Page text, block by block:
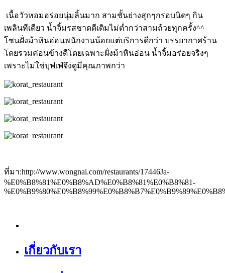
เนื้อวัวหอมอร่อยนุ่มลิ้นมาก สามชั้นย่างสุกๆกรอบนิดๆ กิน
เพลินทีเดียว น้ำจิ้มรสชาดดีเติมไม่ต่ำกว่าสามถ้วยทุกครั้ง^^
โซนฝั่งม้าหินอ่อนพนักงานน้อยแต่บริการดีกว่า บรรยากาศร้าน
โดยรวมค่อนข้างดีโดยเฉพาะฝั่งม้าหินอ่อน น้ำจิ้มอร่อยจริงๆ
เพราะไม่ใช่บุฟเฟ่จึงดูมีคุณภาพกว่า
ที่มา:http://www.wongnai.com/restaurants/17446Ja-
%E0%B8%81%E0%B8%AD%E0%B8%81%E0%B8%81-
เกี่ยวกับเรา